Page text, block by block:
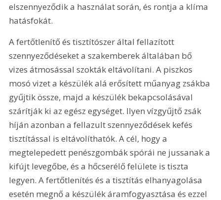
elszennyeződik a használat során, és rontja a klíma
hatásfokát.
A fertőtlenítő és tisztítószer által fellazított
szennyeződéseket a szakemberek általában bő
vizes átmosással szokták eltávolítani. A piszkos
mosó vizet a készülék alá erősített műanyag zsákba
gyűjtik össze, majd a készülék bekapcsolásával
szárítják ki az egész egységet. Ilyen vízgyűjtő zsák
híján azonban a fellazult szennyeződések kefés
tisztítással is eltávolíthatók. A cél, hogy a
megtelepedett penészgombák spórái ne jussanak a
kifújt levegőbe, és a hőcserélő felülete is tiszta
legyen. A fertőtlenítés és a tisztítás elhanyagolása
esetén megnő a készülék áramfogyasztása és ezzel